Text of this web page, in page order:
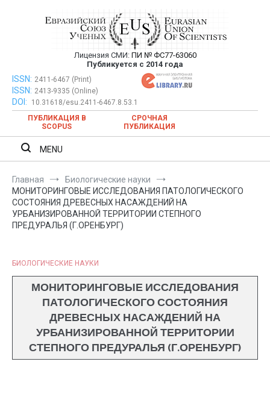
Евразийский Союз Ученых —
публикация научных статей в
ежемесячном научном журнале
Лицензия СМИ: ПИ № ФС77-63060
Публикуется с 2014 года
Евразийский Союз Ученых — публикация научных статей в
ежемесячном научном журнале
ISSN: 2411-6467 (Print)
ISSN: 2413-9335 (Online)
DOI:
10.31618/esu.2411-6467.8.53.1
ПУБЛИКАЦИЯ В
SCOPUS
СРОЧНАЯ
ПУБЛИКАЦИЯ
MENU
Главная
Биологические науки
МОНИТОРИНГОВЫЕ ИССЛЕДОВАНИЯ ПАТОЛОГИЧЕСКОГО
СОСТОЯНИЯ ДРЕВЕСНЫХ НАСАЖДЕНИЙ НА
УРБАНИЗИРОВАННОЙ ТЕРРИТОРИИ СТЕПНОГО
ПРЕДУРАЛЬЯ (Г.ОРЕНБУРГ)
БИОЛОГИЧЕСКИЕ НАУКИ
МОНИТОРИНГОВЫЕ ИССЛЕДОВАНИЯ
ПАТОЛОГИЧЕСКОГО СОСТОЯНИЯ
ДРЕВЕСНЫХ НАСАЖДЕНИЙ НА
УРБАНИЗИРОВАННОЙ ТЕРРИТОРИИ
СТЕПНОГО ПРЕДУРАЛЬЯ (Г.ОРЕНБУРГ)